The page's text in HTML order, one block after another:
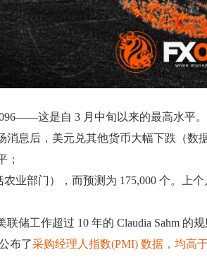
这是自 3 月中旬以来的最高水平。
息后，美元兑其他货币大幅下跌（数据
；
业部门），而预测为 175,000 个。上个
储工作超过 10 年的 Claudia Sahm 的规
布了采购经理人指数(PMI) 数据，均高